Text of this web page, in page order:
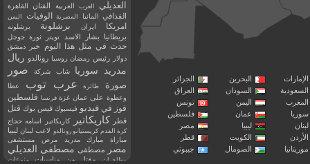
البحرين
الجزائر
السودان
العراق
اليمن
تونس
عمان
فلسطين
ليبيا
مصر
الكويت
قطر
الصومال جيبوتي
العديلي العرب العربية الفنان القاهرة
القذافي المانيا المصرية الوفيات اليمن
امريكا ايران برشلونة برشلونه
بريطانيا بشار الاسد تويتر ثورة جوجل
حدث في مثل هذا اليوم خبر دمشق
دولار رئيس رمضان روسيا رونالدو ريال
مدريد
سوريا شاب شركة صور
صورة طائرة عرب توب
عطا
وعطوة على عمان غزة فرنسا فلسطين
فوز في فيديو فيسبوك فيس بوك قتل
قطر كاريكاتير كاريكاتير اسامه حجاج
كرة القدم كريستيانو رونالدو لاعب لبنان ليبيا
مباراة مبارك مدريد مرض مستشفى
مصر مصطفى مصطفى العديلي
مظاهرات مقتل من مناسبات
منوعات